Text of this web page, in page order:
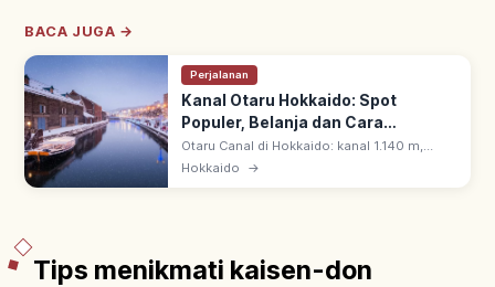
BACA JUGA →
Perjalanan
Kanal Otaru Hokkaido: Spot
Populer, Belanja dan Cara
Berkunjung
Otaru Canal di Hokkaido: kanal 1.140 m,
dibuka 1923. Gudang batu retro di
Hokkaido →
Tips menikmati kaisen-don